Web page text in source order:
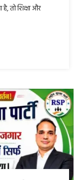
तो शिक्षा और